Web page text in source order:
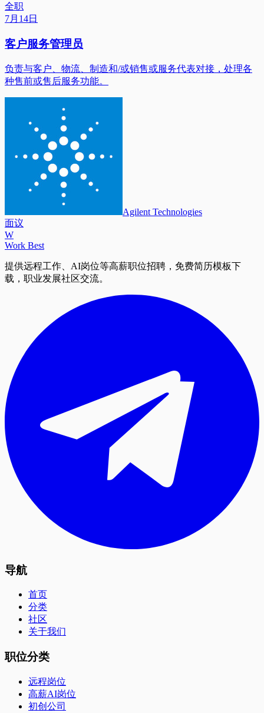
全职
7月14日
客户服务管理员
负责与客户、物流、制造和/或销售或服务代表对接，处理各
种售前或售后服务功能。
Agilent Technologies
面议
W
Work Best
提供远程工作、AI岗位等高薪职位招聘，免费简历模板下
载，职业发展社区交流。
导航
首页
分类
社区
关于我们
职位分类
远程岗位
高薪AI岗位
初创公司